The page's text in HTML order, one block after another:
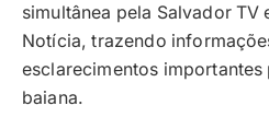
simultânea pela Salvador TV
Notícia, trazendo
esclarecimentos
baiana.